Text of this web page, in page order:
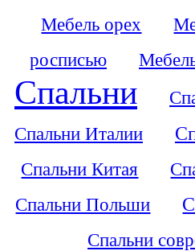
Мебель орех
росписью
Спальни
Спальни Италии
Спальни Китая
Спальни Польши
Спальни